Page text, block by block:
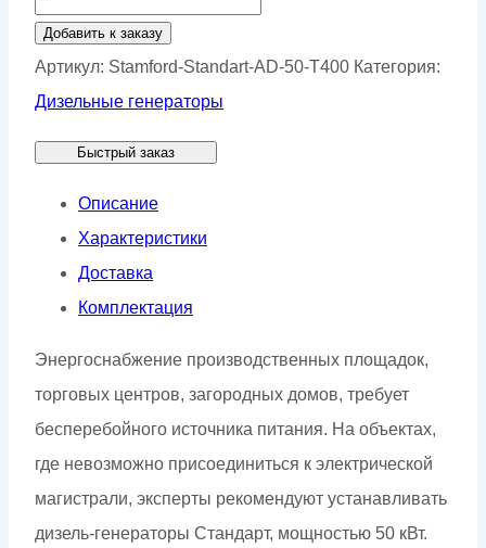
товара
Генератор
Stamford
50-
T400
Добавить к заказу
Артикул: Stamford-Standart-AD-50-T400 Категория:
Дизельные генераторы
Быстрый заказ
Описание
Характеристики
Доставка
Комплектация
Энергоснабжение производственных площадок,
торговых центров, загородных домов, требует
бесперебойного источника питания. На объектах,
где невозможно присоединиться к электрической
магистрали, эксперты рекомендуют устанавливать
дизель-генераторы Стандарт, мощностью 50 кВт.